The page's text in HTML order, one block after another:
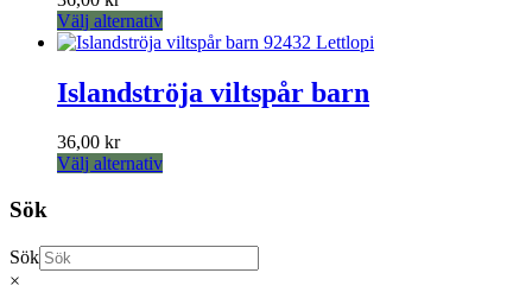
olika
alternativen
väljas
på
Välj alternativDen
här
har
flera
olika
produktsidan
Islandströja viltspår barn
36,00 kr
Välj alternativDen
flera
varianter.
Sök
Sök
×